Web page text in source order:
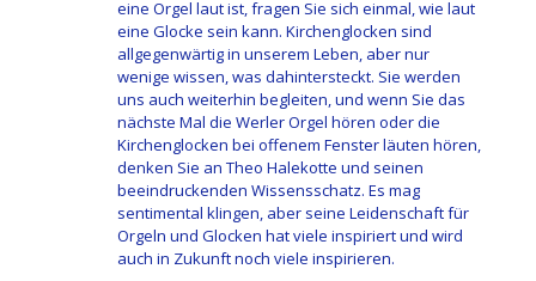
eine Orgel laut ist, fragen Sie sich einmal, wie laut
eine Glocke sein kann. Kirchenglocken sind
allgegenwärtig in unserem Leben, aber nur
wenige wissen, was dahintersteckt. Sie werden
uns auch weiterhin begleiten, und wenn Sie das
nächste Mal die Werler Orgel hören oder die
Kirchenglocken bei offenem Fenster läuten hören,
denken Sie an Theo Halekotte und seinen
beeindruckenden Wissensschatz. Es mag
sentimental klingen, aber seine Leidenschaft für
Orgeln und Glocken hat viele inspiriert und wird
auch in Zukunft noch viele inspirieren.